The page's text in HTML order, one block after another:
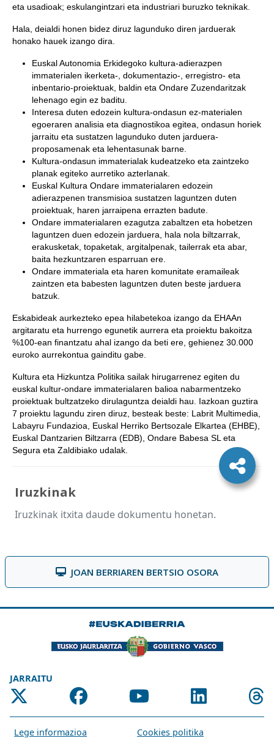
eta usadioak; eskulangintzari eta industriari buruzko teknikak.
Hala, deialdi honen bidez diruz lagunduko diren jarduerak
honako hauek izango dira.
Euskal Autonomia Erkidegoko kultura-adierazpen
immaterialen ikerketa-, dokumentazio-, erregistro- eta
inbentario-proiektuak, baldin eta Ondare Zuzendaritzak
lehenago egin ez baditu.
Interesa duten edozein kultura-ondasun ez-materialen
egoeraren analisia eta diagnostikoa egitea, ondasun horiek
jarraitu eta sustatzen lagunduko duten jarduera-
proposamenak eta lehentasunak barne.
Kultura-ondasun immaterialak kudeatzeko eta zaintzeko
planak egiteko aurretiko azterlanak.
Euskal Kultura Ondare immaterialaren edozein
adierazpenen transmisioa sustatzen laguntzen duten
proiektuak, haren jarraipena errazten badute.
Ondare immaterialaren ezagutza zabaltzen eta hobetzen
laguntzen duen edozein jarduera, hala nola biltzarrak,
erakusketak, topaketak, argitalpenak, tailerrak eta abar,
baita hezkuntzaren esparruan ere.
Ondare immateriala eta haren komunitate eramaileak
zaintzen eta babesten laguntzen duten beste jarduera
batzuk.
Eskabideak aurkezteko epea hilabetekoa izango da EHAAn
argitaratu eta hurrengo egunetik aurrera eta proiektu bakoitza
%100-ean finantzatu ahal izango da beti ere, gehienez 30.000
euroko aurrekontua gainditu gabe.
Kultura eta Hizkuntza Politika sailak hirugarrenez egiten du
euskal kultur-ondare immaterialaren balioa nabarmentzeko
proiektuak bultzatzeko dirulaguntza deialdi hau. Iazkoan guztira
7 proiektu lagundu ziren diruz, besteak beste: Labrit Multimedia,
Labayru Fundazioa, Euskal Herriko Bertsozale Elkartea (EHBE),
Euskal Dantzarien Biltzarra (EDB), Ondare Babesa SL eta
Segura eta Zaldibiako udalak.
Iruzkinak
Iruzkinak itxita daude dokumentu honetan.
JOAN BERRIAREN BERTSIO OSORA
JARRAITU
Lege informazioa
Cookies politika